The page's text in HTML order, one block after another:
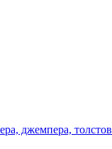
джемпера,